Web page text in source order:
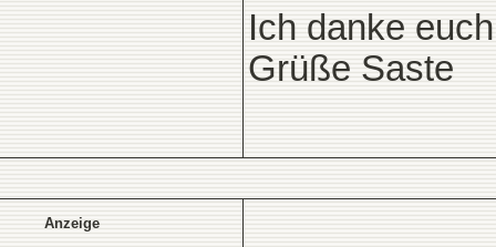
Ich danke
Grüße Saste
Anzeige